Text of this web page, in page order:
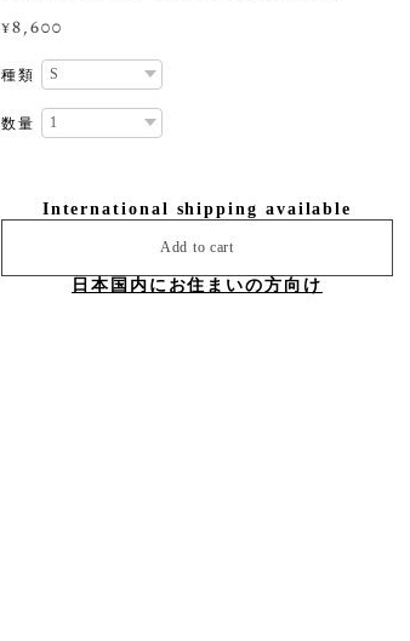
¥8,600
種類
数量
International shipping available
Add to cart
日本国内にお住まいの方向け